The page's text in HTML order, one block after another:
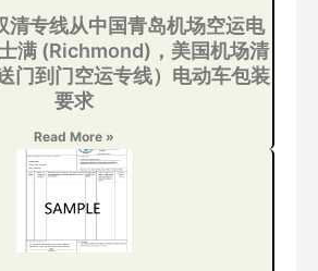
清专线从中国青岛机场空运电
满 (Richmond)，美国机场清
门到门空运专线）电动车包装
要求
Read More »